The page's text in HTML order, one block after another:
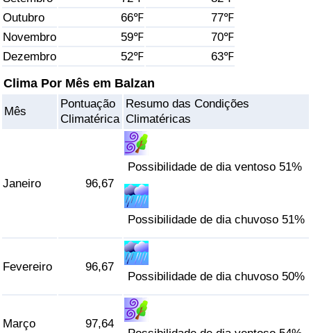
Outubro
66℉
77℉
Novembro
59℉
70℉
Dezembro
52℉ 63℉
Clima Por Mês em Balzan
Mês
Pontuação
Climatérica
Resumo das Condições
Climatéricas
Janeiro 96,67
Possibilidade de dia ventoso 51%
Possibilidade de dia chuvoso 51%
Fevereiro 96,67
Possibilidade de dia chuvoso 50%
Março 97,64
Saúde
Indicador de Saúde (Atual)
Indicador de Saúde por País
Indicador de Poluição (Atual)
Indicador de Poluição por País